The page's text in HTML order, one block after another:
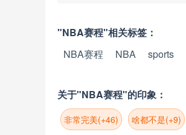
"NBA赛程"相关标签：
NBA赛程
NBA sports
关于"NBA赛程"的印象：
非常完美(+46) 啥都不是(+9)